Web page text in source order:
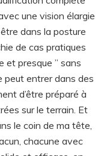
sur le terrain. Et
le coin de ma tête,
chacune avec
et efficace, en
tous les possibles
!
aussi lors des
( mais en même
)… qui sont des
d’ajustement qui